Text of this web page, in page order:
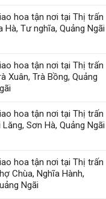
hoa tận nơi tại Thị trấn
Hà, Tư nghĩa, Quảng Ngãi
hoa tận nơi tại Thị trấn
Xuân, Trà Bồng, Quảng
hoa tận nơi tại Thị trấn
Lăng, Sơn Hà, Quảng Ngãi
hoa tận nơi tại Thị trấn
Chùa, Nghĩa Hành,
Ngãi